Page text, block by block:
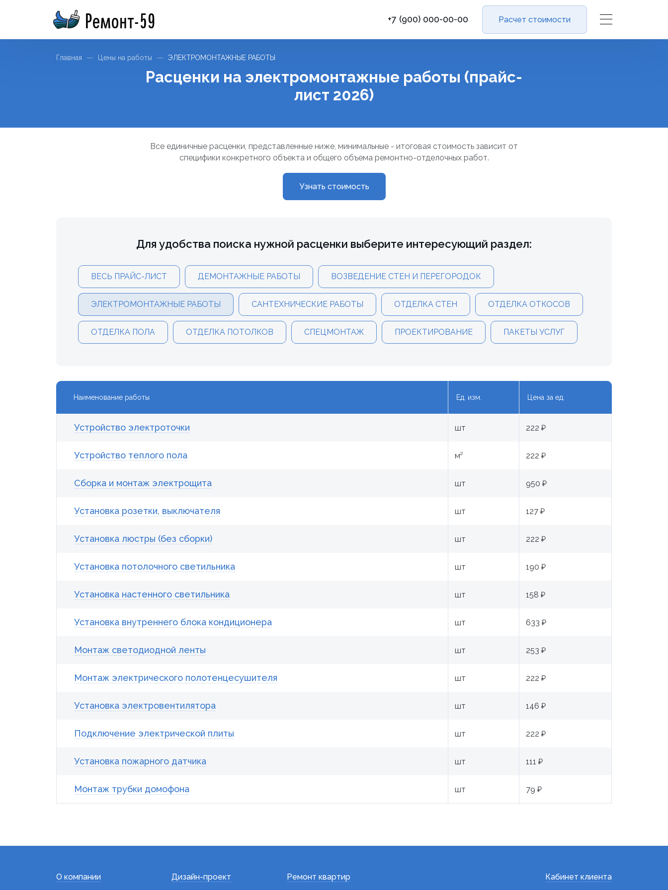
Ремонт-59 +7 (900) 000-00-00 Расчет стоимости
Главная Цены на работы ЭЛЕКТРОМОНТАЖНЫЕ РАБОТЫ
Расценки на электромонтажные работы (прайс-
лист 2026)
Все единичные расценки, представленные ниже, минимальные - итоговая стоимость зависит от
специфики конкретного объекта и общего объема ремонтно-отделочных работ.
Узнать стоимость
Для удобства поиска нужной расценки выберите интересующий раздел:
ВЕСЬ ПРАЙС-ЛИСТ ДЕМОНТАЖНЫЕ РАБОТЫ ВОЗВЕДЕНИЕ СТЕН И ПЕРЕГОРОДОК
ЭЛЕКТРОМОНТАЖНЫЕ РАБОТЫ САНТЕХНИЧЕСКИЕ РАБОТЫ ОТДЕЛКА СТЕН ОТДЕЛКА ОТКОСОВ
ОТДЕЛКА ПОЛА ОТДЕЛКА ПОТОЛКОВ СПЕЦМОНТАЖ ПРОЕКТИРОВАНИЕ ПАКЕТЫ УСЛУГ
Наименование работы Ед. изм. Цена за ед.
Устройство электроточки шт 222 ₽
Устройство теплого пола м² 222 ₽
Сборка и монтаж электрощита шт 950 ₽
Установка розетки, выключателя шт 127 ₽
Установка люстры (без сборки) шт 222 ₽
Установка потолочного светильника шт 190 ₽
Установка настенного светильника шт 158 ₽
Установка внутреннего блока кондиционера шт 633 ₽
Монтаж светодиодной ленты шт 253 ₽
Монтаж электрического полотенцесушителя шт 222 ₽
Установка электровентилятора шт 146 ₽
Подключение электрической плиты шт 222 ₽
Установка пожарного датчика шт 111 ₽
Монтаж трубки домофона шт 79 ₽
О компании
Дизайн-проект
Ремонт квартир
Кабинет клиента